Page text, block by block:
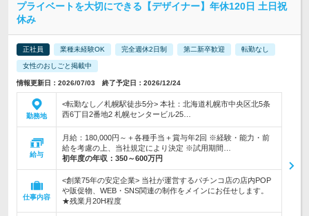
プライベートを大切にできる【デザイナー】年休120日 土日祝
休み
正社員 業種未経験OK 完全週休2日制 第二新卒歓迎 転勤なし
女性のおしごと掲載中
情報更新日：2026/07/03 終了予定日：2026/12/24
勤務地
<転勤なし／札幌駅徒歩5分> 本社：北海道札幌市中央区北5条
西6丁目2番地2 札幌センタービル25…
給与
月給：180,000円～＋各種手当＋賞与年2回 ※経験・能力・前
給を考慮の上、当社規定により決定 ※試用期間…
初年度の年収： 350～600万円
仕事内容
<創業75年の安定企業> 当社が運営するパチンコ店の店内POP
や販促物、WEB・SNS関連の制作をメインにお任せします。
★残業月20H程度